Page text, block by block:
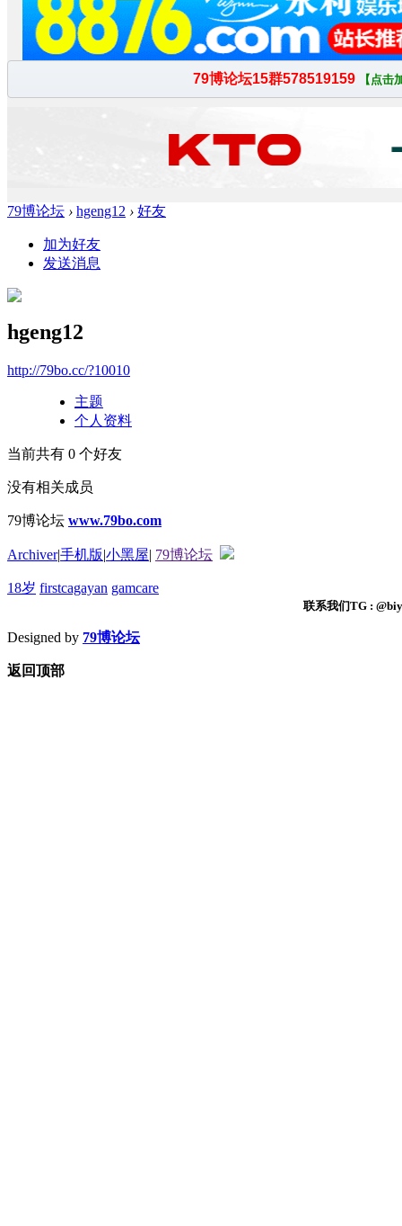
79博论坛 › hgeng12 › 好友
加为好友
发送消息
hgeng12
http://79bo.cc/?10010
主题
个人资料
当前共有 0 个好友
没有相关成员
79博论坛 www.79bo.com
Archiver|手机版|小黑屋| 79博论坛
18岁 firstcagayan gamcare
联系我们TG :
Designed by 79博论坛
返回顶部